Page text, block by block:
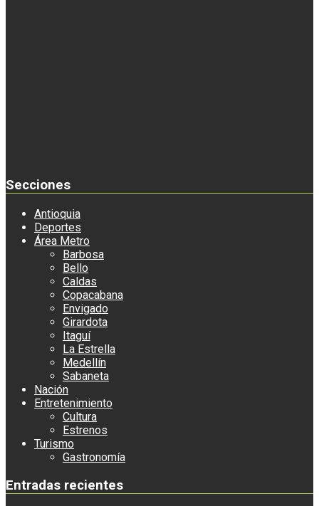
Secciones
Antioquia
Deportes
Área Metro
Barbosa
Bello
Caldas
Copacabana
Envigado
Girardota
Itaguí
La Estrella
Medellín
Sabaneta
Nación
Entretenimiento
Cultura
Estrenos
Turismo
Gastronomía
Entradas recientes